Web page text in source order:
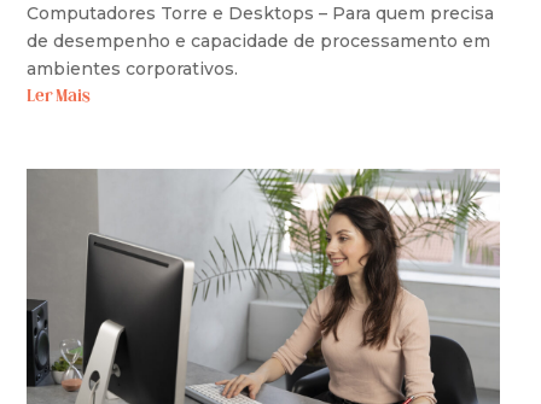
Computadores Torre e Desktops – Para quem precisa
de desempenho e capacidade de processamento em
ambientes corporativos.
Ler Mais